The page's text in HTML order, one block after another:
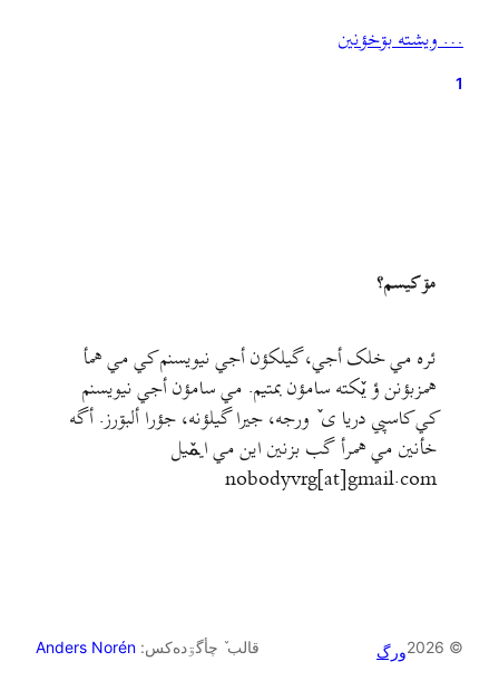
بشتؤيين ؤ کئف بکۊنين. هم تينين اي کليپˇ فايله…
… ويشته بۊخؤنين
1
مۊ کيسم؟
ئره مي خلک أجي، گيلکؤن أجي نيويسنم کي مي همأ
همزبؤنن ؤ يٚکته سامؤن بمتيم. مي سامؤن أجي نيويسنم
کي کاسپي دريا ی ٚ ورجه، جيرا گيلؤنه، جؤرا ألبۊرز. أگه
خأنين مي همرأ گب بزنين اين مي ايمٚیل‌ ‌
nobodyvrg[at]gmail.com
© 2026 ورگ قالب ٚ چأگۊده‌کس: Anders Norén